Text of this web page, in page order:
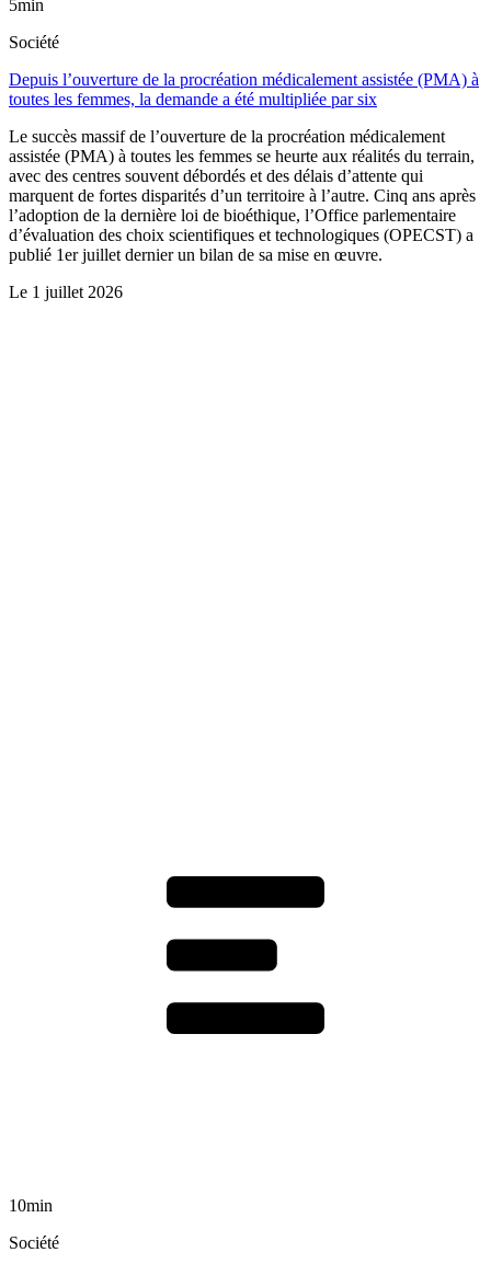
5min
Société
Depuis l’ouverture de la procréation médicalement assistée (PMA) à
toutes les femmes, la demande a été multipliée par six
Le succès massif de l’ouverture de la procréation médicalement
assistée (PMA) à toutes les femmes se heurte aux réalités du terrain,
avec des centres souvent débordés et des délais d’attente qui
marquent de fortes disparités d’un territoire à l’autre. Cinq ans après
l’adoption de la dernière loi de bioéthique, l’Office parlementaire
d’évaluation des choix scientifiques et technologiques (OPECST) a
publié 1er juillet dernier un bilan de sa mise en œuvre.
Le 1 juillet 2026
10min
Société